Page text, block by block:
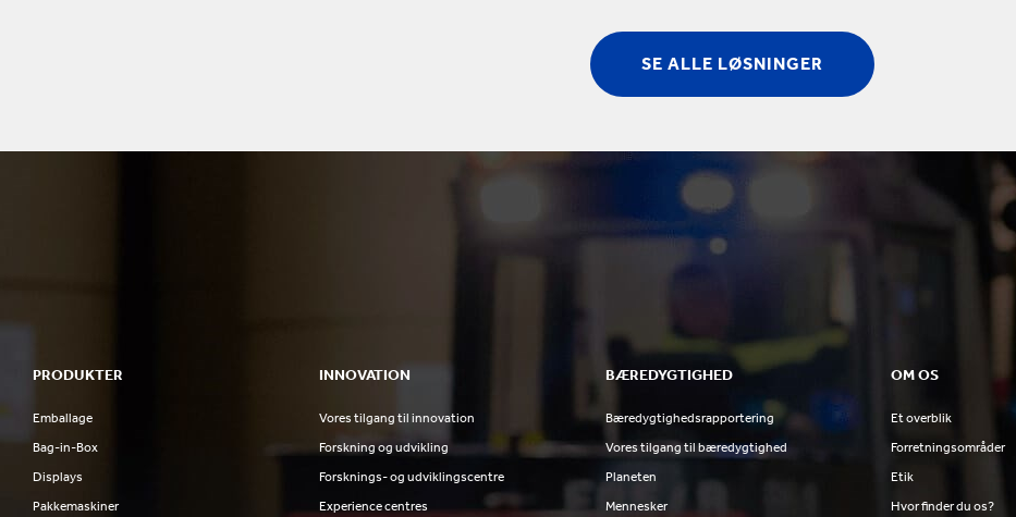
SE ALLE LØSNINGER
PRODUKTER
Emballage
Bag-in-Box
Displays
Pakkemaskiner
INNOVATION
Vores tilgang til innovation
Forskning og udvikling
Forsknings- og udviklingscentre
Experience centres
BÆREDYGTIGHED
Bæredygtighedsrapportering
Vores tilgang til bæredygtighed
Planeten
Mennesker
OM OS
Et overblik
Forretningsområder
Etik
Hvor finder du os?